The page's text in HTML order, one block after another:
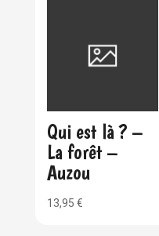
Qui est là ? –
La forêt –
Auzou
13,95 €